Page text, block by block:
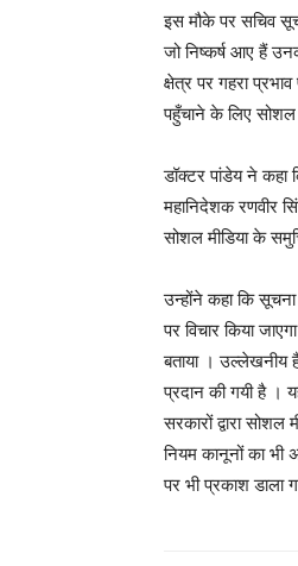
इस मौके पर सचिव
जो निष्कर्ष आए हैं
क्षेत्र पर गहरा
पहुँचाने के लिए सोशल
डॉक्टर पांडेय ने कहा
महानिदेशक रणवीर
सोशल मीडिया के
उन्होंने कहा कि
पर विचार किया
बताया । उल्लेखनीय है
प्रदान की गयी है ।
सरकारों द्वारा
नियम कानूनों का भी
पर भी प्रकाश डाला